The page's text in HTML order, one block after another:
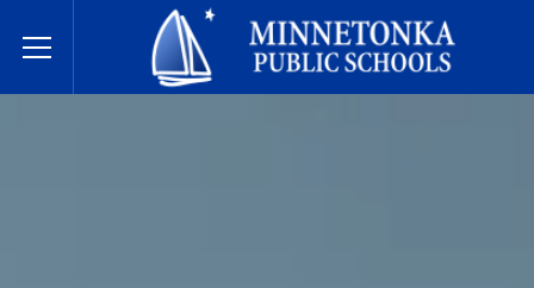
Toggle Menu
Государственные школы Миннетонки